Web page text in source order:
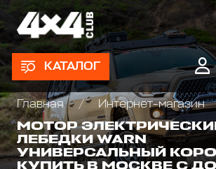
КАТАЛОГ
Главная Интернет-магазин
МОТОР
ЛЕБЕДКИ WARN
УНИВЕРСАЛЬНЫЙ
КУПИТЬ В МОСКВЕ С